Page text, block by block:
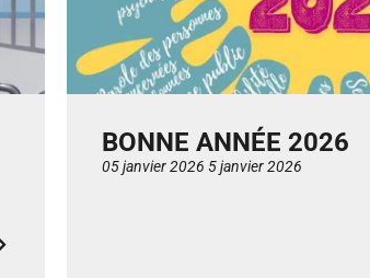
BONNE ANNÉE 2026
05 janvier 2026 5 janvier 2026